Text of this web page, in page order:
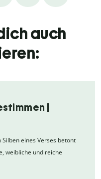
auch
|
eines Verses betont
weibliche und reiche